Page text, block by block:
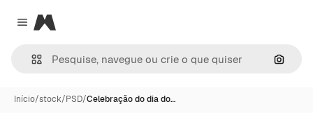
Close menu
Magnific
Início/stock/PSD/Celebração do dia do…